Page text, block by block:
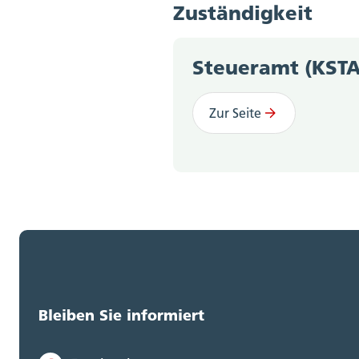
Zuständigkeit
Steueramt
Zur Seite
Bleiben Sie informiert